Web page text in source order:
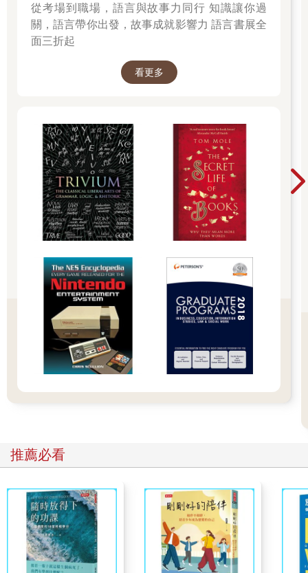
從考場到職場，語言與故事力同行 知識讓你過
關，語言帶你出發，故事成就影響力 語言書展全
面三折起
看更多
推薦必看